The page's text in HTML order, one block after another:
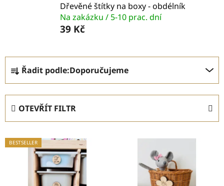
Dřevěné štítky na boxy - obdélník
Na zakázku / 5-10 prac. dní
39 Kč
Ř
a
z
n
p
Řadit podle:Doporučujeme
OTEVŘÍT FILTR
V
ý
BESTSELLER